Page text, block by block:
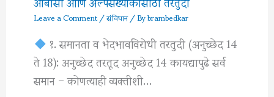
Leave a Comment/संविधान/ Bybrambedkar
१. समानता व भेदभावविरोधी तरतुदी (अनुच्छेद 14
ते 18): अनुच्छेद तरतूद अनुच्छेद 14 कायद्यापुढे सर्व
समान – कोणत्याही व्यक्तीशी…